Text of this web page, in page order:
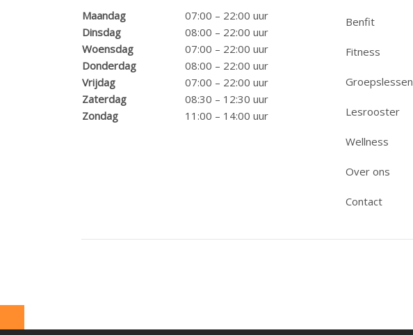
Maandag
07:00 – 22:00 uur
Dinsdag
08:00 – 22:00 uur
Woensdag
07:00 – 22:00 uur
Donderdag
08:00 – 22:00 uur
Vrijdag
07:00 – 22:00 uur
Zaterdag
08:30 – 12:30 uur
Zondag
11:00 – 14:00 uur
Benfit
Fitness
Groepslessen
Lesrooster
Wellness
Over ons
Contact